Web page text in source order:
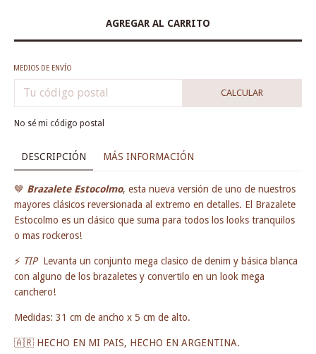
MEDIOS DE ENVÍO
CALCULAR
No sé mi código postal
DESCRIPCIÓN MÁS INFORMACIÓN
🤎 Brazalete Estocolmo, esta nueva versión de uno de nuestros
mayores clásicos reversionada al extremo en detalles. El Brazalete
Estocolmo es un clásico que suma para todos los looks tranquilos
o mas rockeros!
⚡ ​ TIP Levanta un conjunto mega clasico de denim y básica blanca
con alguno de los brazaletes y convertilo en un look mega
canchero!
Medidas: 31 cm de ancho x 5 cm de alto.
🇦🇷 HECHO EN MI PAIS, HECHO EN ARGENTINA.